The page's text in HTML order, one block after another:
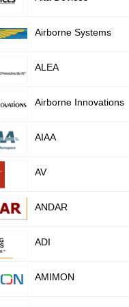
Airborne Systems
ALEA
Airborne Innovations
AIAA
AV
ANDAR
ADI
AMIMON